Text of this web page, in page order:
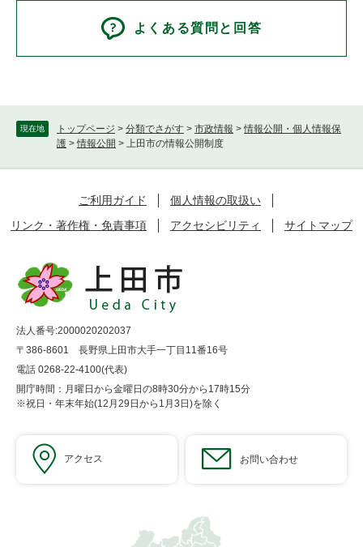
現在地 トップページ > 分類でさがす > 市政情報 >情報公開・個人情報保
護 >情報公開 > 上田市の情報公開制度
よくある質問と回答
ご利用ガイド
個人情報の取扱い
リンク・著作権・免責事項
アクセシビリティ サイトマップ
法人番号:2000020202037
〒386-8601 長野県上田市大手一丁目11番16号
電話 0268-22-4100(代表)
開庁時間：月曜日から金曜日の8時30分から17時15分
※祝日・年末年始(12月29日から1月3日)を除く
アクセス お問い合わせ